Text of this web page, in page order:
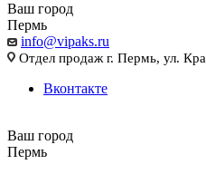
Ваш город
Пермь
info@vipaks.ru
Отдел продаж г. Пермь, ул.
Вконтакте
Ваш город
Пермь